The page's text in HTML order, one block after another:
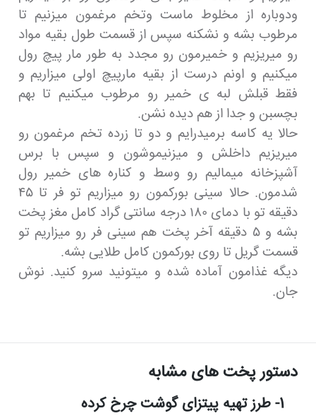
ودوباره از مخلوط ماست وتخم مرغمون میزنیم تا
مرطوب بشه و نشکنه سپس از قسمت طول بقیه مواد
رو میریزیم و خمیرمون رو مجدد به طور مار پیچ رول
میکنیم و اونم درست از بقیه مارپیچ اولی میزاریم و
فقط قبلش لبه ی خمیر رو مرطوب میکنیم تا بهم
بچسبن و جدا از هم دیده نشن.
حالا یه کاسه برمیدرایم و دو تا زرده تخم مرغمون رو
میریزیم داخلش و میزنیموشون و سپس با برس
آشپزخانه میمالیم رو وسط و کناره های خمیر رول
شدمون. حالا سینی بورکمون رو میزاریم تو فر تا ۴۵
دقیقه تو با دمای ۱۸۰ درجه سانتی گراد کامل مغز پخت
بشه و ۵ دقیقه آخر پخت هم سینی فر رو میزاریم تو
قسمت گریل تا روی بورکمون کامل طلایی بشه.
دیگه غذامون آماده شده و میتونید سرو کنید. نوش
جان.
دستور پخت های مشابه
1- طرز تهیه پیتزای گوشت چرخ کرده